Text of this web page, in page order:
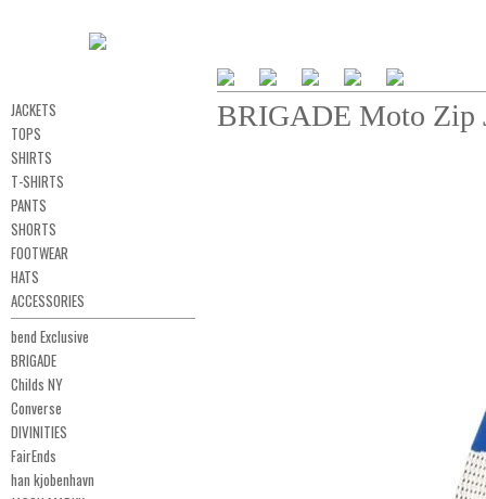
JACKETS
TOPS
SHIRTS
T-SHIRTS
PANTS
SHORTS
FOOTWEAR
HATS
ACCESSORIES
bend Exclusive
BRIGADE
Childs NY
Converse
DIVINITIES
FairEnds
han kjobenhavn
BRIGADE Moto Zip